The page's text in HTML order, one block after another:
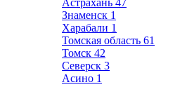
Астрахань 47
Знаменск 1
Харабали 1
Томская область 61
Томск 42
Северск 3
Асино 1